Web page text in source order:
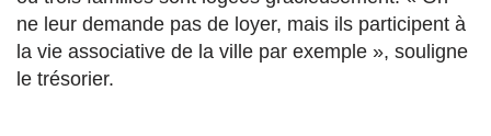
ne leur demande pas de loyer, mais ils participent à
la vie associative de la ville par exemple », souligne
le trésorier.